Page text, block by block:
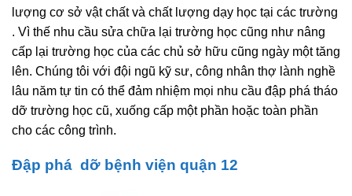
lượng cơ sở vật chất và chất lượng dạy học tại các trường
. Vì thế nhu cầu sửa chữa lại trường học cũng như nâng
cấp lại trường học của các chủ sở hữu cũng ngày một tăng
lên. Chúng tôi với đội ngũ kỹ sư, công nhân thợ lành nghề
lâu năm tự tin có thể đảm nhiệm mọi nhu cầu đập phá tháo
dỡ trường học cũ, xuống cấp một phần hoặc toàn phần
cho các công trình.
Đập phá dỡ bệnh viện quận 12